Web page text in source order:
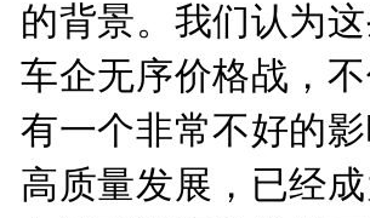
的背景。我们认为
车企无序价格战，
有一个非常不好的
高质量发展，已经